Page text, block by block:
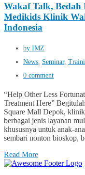
Wakaf Talk,
Medikids Klinik
Indonesia
by IMZ
News, Seminar,
0 comment
“Help Other Less
Treatment Here”
Square Mall Depok,
berbagai jenis layanan
khususnya untuk anak-
sembari nonton bioskop,
Read More